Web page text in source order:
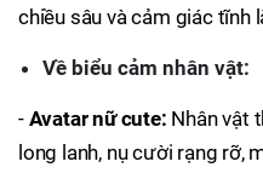
chiều sâu và cảm giác tĩnh
Về biểu cảm nhân vật:
- Avatar nữ cute: Nhân vật
long lanh, nụ cười rạng rỡ,